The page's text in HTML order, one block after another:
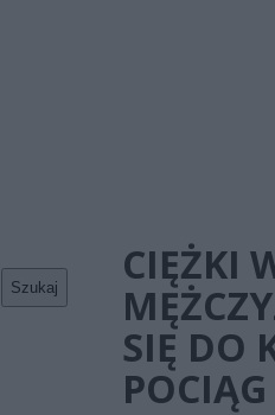
Szukaj
CIĘŻKI
SIĘ DO
POCIĄG